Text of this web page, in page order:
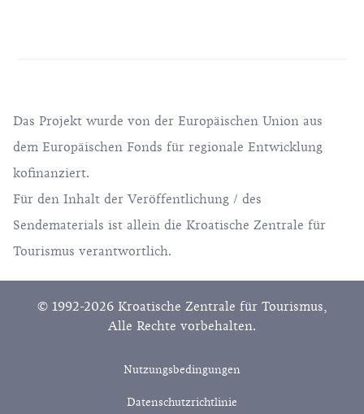
Das Projekt wurde von der Europäischen Union aus
dem Europäischen Fonds für regionale Entwicklung
kofinanziert.
Für den Inhalt der Veröffentlichung / des
Sendematerials ist allein die Kroatische Zentrale für
Tourismus verantwortlich.
© 1992-2026 Kroatische Zentrale für Tourismus,
Alle Rechte vorbehalten.
Nutzungsbedingungen
Datenschutzrichtlinie